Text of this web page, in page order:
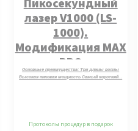
лазер V1000 (LS-
1000).
Модификация MAX
PRO
Основные преимущества: Три длины волны
Высокая пиковая мощность Самый короткий…
Протоколы процедур в подарок